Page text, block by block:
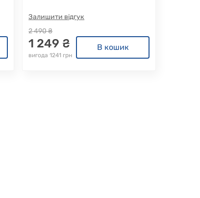
Залишити відгук
2 490 ₴
1 249 ₴
вигода 1241 грн
В кошик